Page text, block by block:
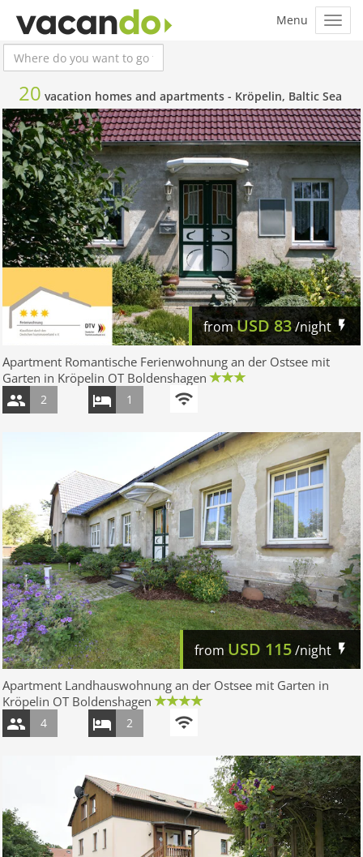
20 vacation homes and apartments - Kröpelin, Baltic Sea
fromUSD 83/night
Apartment Romantische Ferienwohnung an der Ostsee mit
Garten in Kröpelin OT Boldenshagen
2 1
from USD 115/night
Apartment Landhauswohnung an der Ostsee mit Garten in
Kröpelin OT Boldenshagen
4 2